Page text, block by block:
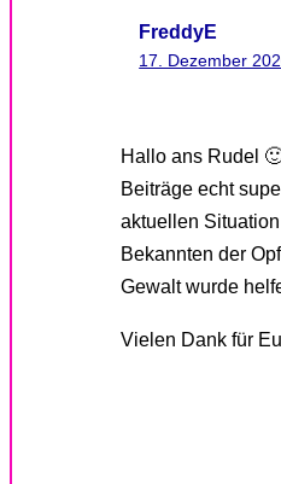
FreddyE
17. Dezember
Hallo ans Rudel
Beiträge echt
aktuellen
Bekannten der
Gewalt wurde
Vielen Dank für